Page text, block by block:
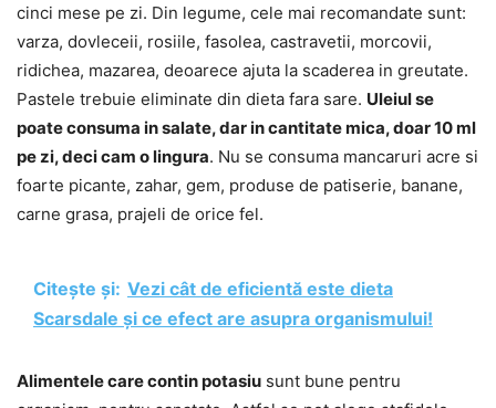
cinci mese pe zi. Din legume, cele mai recomandate sunt:
varza, dovleceii, rosiile, fasolea, castravetii, morcovii,
ridichea, mazarea, deoarece ajuta la scaderea in greutate.
Pastele trebuie eliminate din dieta fara sare. Uleiul se
poate consuma in salate, dar in cantitate mica, doar 10 ml
pe zi, deci cam o lingura. Nu se consuma mancaruri acre si
foarte picante, zahar, gem, produse de patiserie, banane,
carne grasa, prajeli de orice fel.
Citește și: Vezi cât de eficientă este dieta
Scarsdale și ce efect are asupra organismului!
Alimentele care contin potasiu sunt bune pentru